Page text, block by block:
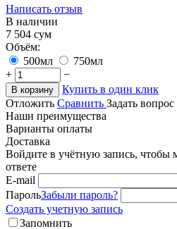
Написать отзыв
В наличии
7 504 сум
Объём:
500мл
750мл
+
−
В корзину
Купить в один клик
Отложить Сравнить Задать вопрос
Наши преимущества
Варианты оплаты
Доставка
Войдите в учётную запись, чтобы
ответе
E-mail
ПарольЗабыли пароль?
Создать учетную запись
Запомнить